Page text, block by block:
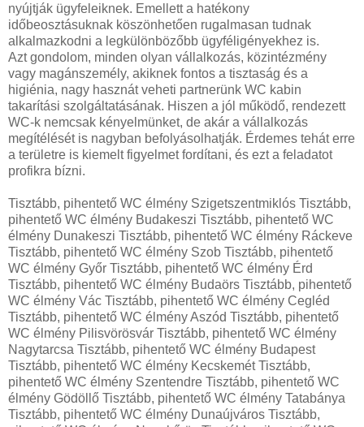
nyújtják ügyfeleiknek. Emellett a hatékony
időbeosztásuknak köszönhetően rugalmasan tudnak
alkalmazkodni a legkülönbözőbb ügyféligényekhez is.
Azt gondolom, minden olyan vállalkozás, közintézmény
vagy magánszemély, akiknek fontos a tisztaság és a
higiénia, nagy hasznát veheti partnerünk WC kabin
takarítási szolgáltatásának. Hiszen a jól működő, rendezett
WC-k nemcsak kényelmünket, de akár a vállalkozás
megítélését is nagyban befolyásolhatják. Érdemes tehát erre
a területre is kiemelt figyelmet fordítani, és ezt a feladatot
profikra bízni.
Tisztább, pihentető WC élmény Szigetszentmiklós Tisztább,
pihentető WC élmény Budakeszi Tisztább, pihentető WC
élmény Dunakeszi Tisztább, pihentető WC élmény Ráckeve
Tisztább, pihentető WC élmény Szob Tisztább, pihentető
WC élmény Győr Tisztább, pihentető WC élmény Érd
Tisztább, pihentető WC élmény Budaörs Tisztább, pihentető
WC élmény Vác Tisztább, pihentető WC élmény Cegléd
Tisztább, pihentető WC élmény Aszód Tisztább, pihentető
WC élmény Pilisvörösvár Tisztább, pihentető WC élmény
Nagytarcsa Tisztább, pihentető WC élmény Budapest
Tisztább, pihentető WC élmény Kecskemét Tisztább,
pihentető WC élmény Szentendre Tisztább, pihentető WC
élmény Gödöllő Tisztább, pihentető WC élmény Tatabánya
Tisztább, pihentető WC élmény Dunaújváros Tisztább,